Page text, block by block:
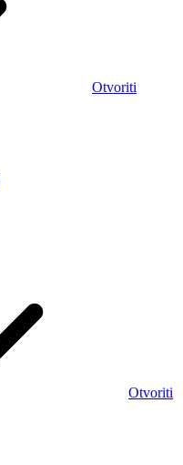
Otvoriti
Otvoriti